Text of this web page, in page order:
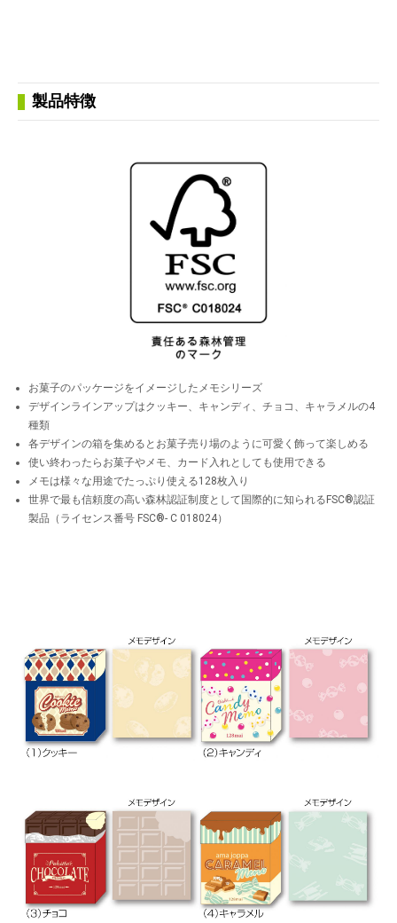
製品特徴
お菓子のパッケージをイメージしたメモシリーズ
デザインラインアップはクッキー、キャンディ、チョコ、キャラメルの4
種類
各デザインの箱を集めるとお菓子売り場のように可愛く飾って楽しめる
使い終わったらお菓子やメモ、カード入れとしても使用できる
メモは様々な用途でたっぷり使える128枚入り
世界で最も信頼度の高い森林認証制度として国際的に知られるFSC®認証
製品（ライセンス番号 FSC®- C 018024）